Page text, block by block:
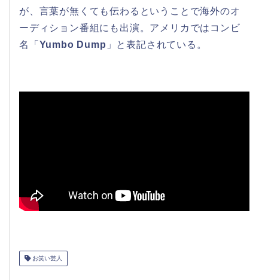
が、言葉が無くても伝わるということで海外のオ
ーディション番組にも出演。アメリカではコンビ
名「 Yumbo Dump 」と表記されている。
お笑い芸人